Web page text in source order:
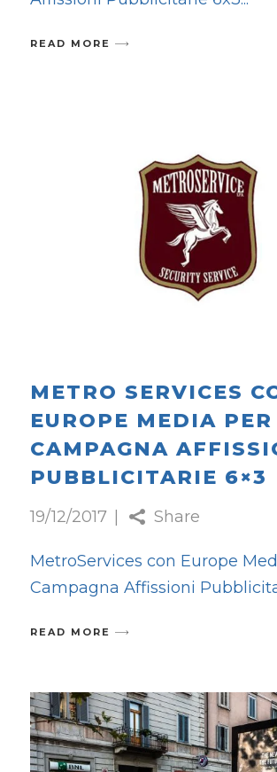
READ MORE
METRO SERVICES
EUROPE MEDIA
CAMPAGNA
PUBBLICITARIE 6×3
19/12/2017 Share
MetroServices con Europe
Campagna Affissioni
READ MORE